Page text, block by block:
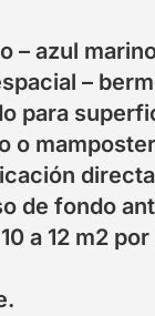
– azul
–
para
o
de fondo
a 12 m2